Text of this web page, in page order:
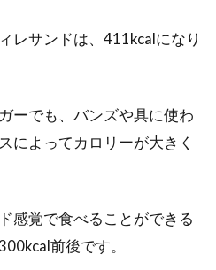
なる筋肉量について
めや、ビジュアルのためにも、体重管
レサンドは、411kcalになり
ーでも、バンズや具に使わ
によってカロリーが大きく
感覚で食べることができる
前後です。